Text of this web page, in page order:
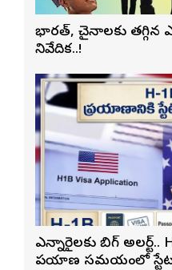
భారత్, చైనాలకు తగ్గిన
నివేదిక..!
ఎన్నారైలకు బిగ్ అలర్ట్..
ప్రయాణ సమయంలో స్టేటస్